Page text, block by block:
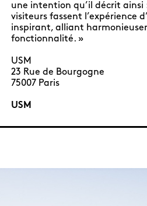
une intention qu’il décrit ainsi
visiteurs fassent l’expérience
inspirant, alliant
fonctionnalité. »
USM
23 Rue de Bourgogne
75007 Paris
USM